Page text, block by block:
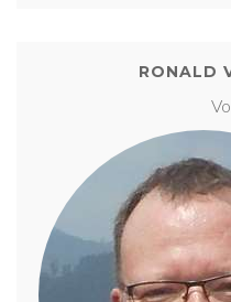
RONALD